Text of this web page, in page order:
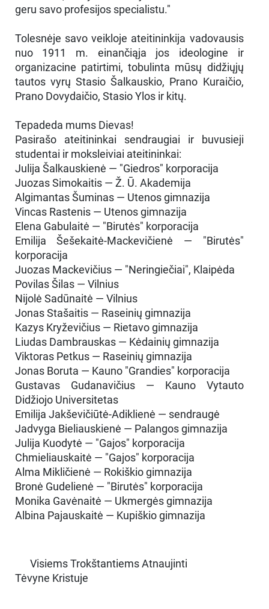
geru savo profesijos specialistu."
Tolesnėje savo veikloje ateitininkija vadovausis
nuo 1911 m. einančiąja jos ideologine ir
organizacine patirtimi, tobulinta mūsų didžiųjų
tautos vyrų Stasio Šalkauskio, Prano Kuraičio,
Prano Dovydaičio, Stasio Ylos ir kitų.
Tepadeda mums Dievas!
Pasirašo ateitininkai sendraugiai ir buvusieji
studentai ir moksleiviai ateitininkai:
Julija Šalkauskienė — "Giedros" korporacija
Juozas Simokaitis — Ž. Ū. Akademija
Algimantas Šuminas — Utenos gimnazija
Vincas Rastenis — Utenos gimnazija
Elena Gabulaitė — "Birutės" korporacija
Emilija Šešekaitė-Mackevičienė — "Birutės"
korporacija
Juozas Mackevičius — "Neringiečiai", Klaipėda
Povilas Šilas — Vilnius
Nijolė Sadūnaitė — Vilnius
Jonas Stašaitis — Raseinių gimnazija
Kazys Kryževičius — Rietavo gimnazija
Liudas Dambrauskas — Kėdainių gimnazija
Viktoras Petkus — Raseinių gimnazija
Jonas Boruta — Kauno "Grandies" korporacija
Gustavas Gudanavičius — Kauno Vytauto
Didžiojo Universitetas
Emilija Jakševičiūtė-Adiklienė — sendraugė
Jadvyga Bieliauskienė — Palangos gimnazija
Julija Kuodytė — "Gajos" korporacija
Chmieliauskaitė — "Gajos" korporacija
Alma Mikličienė — Rokiškio gimnazija
Bronė Gudelienė — "Birutės" korporacija
Monika Gavėnaitė — Ukmergės gimnazija
Albina Pajauskaitė — Kupiškio gimnazija
Visiems Trokštantiems Atnaujinti
Tėvyne Kristuje